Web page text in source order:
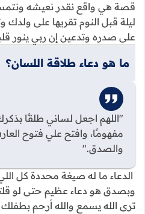
قصة هي واقع نقدر نعيشه
ليلة قبل النوم تقريها على
على صدره وتدعين إن ربي ينور
ما هو دعاء طلاقة اللسان؟
"اللهم اجعل لساني طلقًا
مفهومًا، وافتح علي فتوح
والصدق."
الدعاء ما له صيغة محددة كل
وبصدق هو دعاء عظيم حتى لو
ترى الله يسمع والله أرحم